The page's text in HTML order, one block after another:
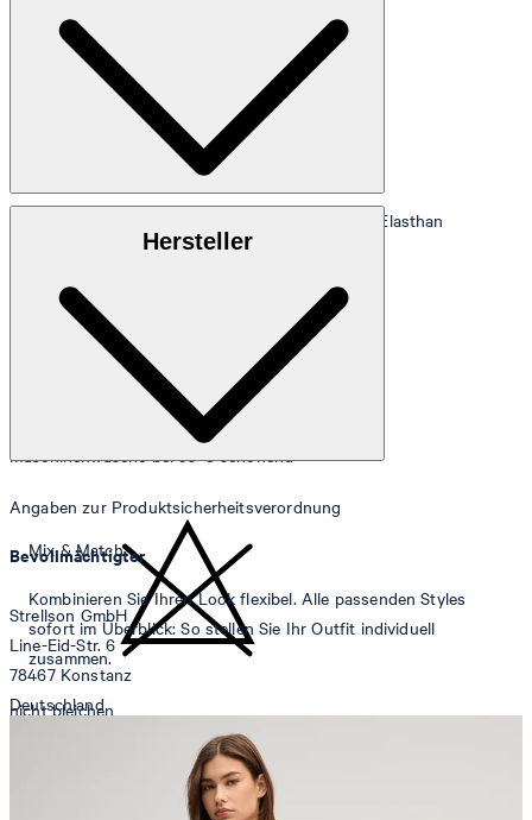
Sweat aus 71% Baumwolle, 21% Polyester und 8% Elasthan
Maschinenwäsche bei 30°C schonend
nicht bleichen
Hersteller
Angaben zur Produktsicherheitsverordnung
Bevollmächtigter
Strellson GmbH
Line-Eid-Str. 6
78467 Konstanz
Deutschland
Mix & Match
Kombinieren Sie Ihren Look flexibel. Alle passenden Styles
sofort im Überblick: So stellen Sie Ihr Outfit individuell
zusammen.